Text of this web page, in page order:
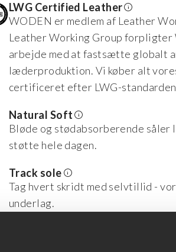
LWG Certified Leather
WODEN er medlem af Leather
Leather Working Group
arbejde med at fastsætte globalt
læderproduktion. Vi køber alt
certificeret efter LWG-
Natural Soft
Bløde og stødabsorberende såler
støtte hele dagen.
Track sole
Tag hvert skridt med selvtillid -
underlag.
Fremstillet med EVA-